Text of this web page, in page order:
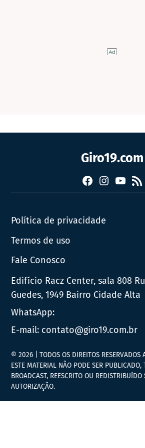
Giro19.com
Facebook
Instagram
YouTube
RSS
Política de privacidade
Termos de uso
Fale Conosco
Edifício Racz Center, sala 808
Guedes, 1949 Bairro Cidade Alta
WhatsApp:
E-mail: contato@giro19.com.br
© 2026 | TODOS OS DIREITOS RESERVADOS
ESTE MATERIAL NÃO PODE SER
BROADCAST, REESCRITO OU REDISTRIBUÍDO
AUTORIZAÇÃO.